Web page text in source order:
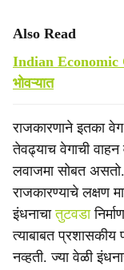
Also Read
Indian Economic
भोवऱ्यात
राजकारणाने इतका
तेवढ्याच वेगाची
लवाजमा सोबत
राजकारण्याचे लक्षण
इंधनाचातुटवडा
त्याबाबत प्रशासकीय
नव्हती. ज्या वेळी